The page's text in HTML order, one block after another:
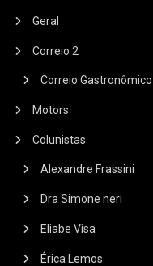
Geral
Correio 2
Correio Gastronômico
Motors
Colunistas
Alexandre Frassini
Dra Simone neri
Eliabe Visa
Érica Lemos